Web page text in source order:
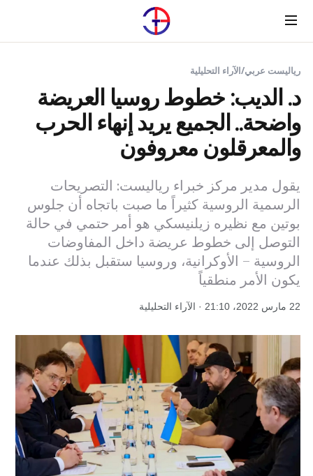
Menu
رياليست عربي/الآراء التحليلية
د. الديب: خطوط روسيا العريضة
واضحة.. الجميع يريد إنهاء الحرب
والمعرقلون معروفون
يقول مدير مركز خبراء رياليست: التصريحات
الرسمية الروسية كثيراً ما صبت باتجاه أن جلوس
بوتين مع نظيره زيلنيسكي هو أمر حتمي في حالة
التوصل إلى خطوط عريضة داخل المفاوضات
الروسية – الأوكرانية، وروسيا ستقبل بذلك عندما
يكون الأمر منطقياً
22 مارس 2022، 21:10 · الآراء التحليلية